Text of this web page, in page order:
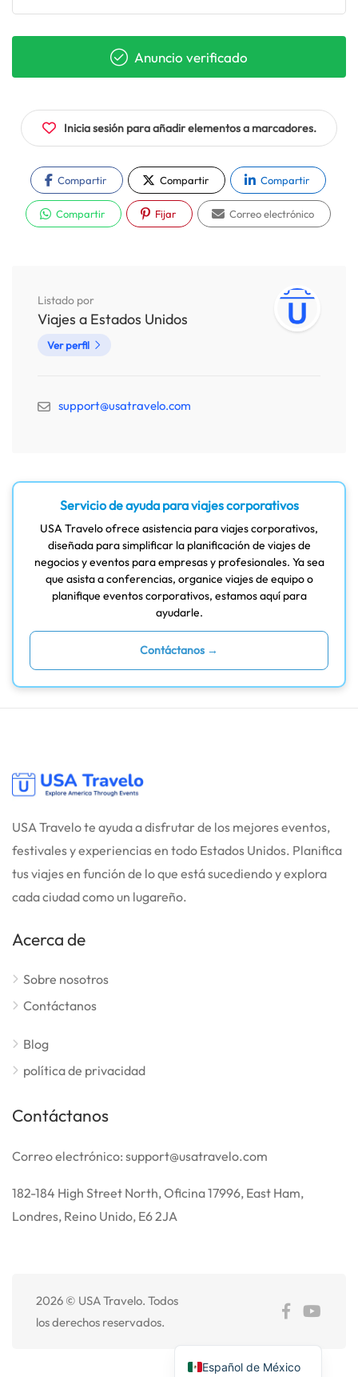
Anuncio verificado
Inicia sesión para añadir elementos a marcadores.
Compartir Compartir Compartir
Compartir Fijar Correo electrónico
Listado por
Viajes a Estados Unidos
Ver perfil
support@usatravelo.com
Servicio de ayuda para viajes corporativos
USA Travelo ofrece asistencia para viajes corporativos,
diseñada para simplificar la planificación de viajes de
negocios y eventos para empresas y profesionales. Ya sea
que asista a conferencias, organice viajes de equipo o
planifique eventos corporativos, estamos aquí para
ayudarle.
Contáctanos →
USA Travelo te ayuda a disfrutar de los mejores eventos,
festivales y experiencias en todo Estados Unidos. Planifica
tus viajes en función de lo que está sucediendo y explora
cada ciudad como un lugareño.
Acerca de
Sobre nosotros
Contáctanos
Blog
política de privacidad
Contáctanos
Correo electrónico: support@usatravelo.com
182-184 High Street North, Oficina 17996, East Ham,
Londres, Reino Unido, E6 2JA
2026 © USA Travelo. Todos
los derechos reservados.
Español de México